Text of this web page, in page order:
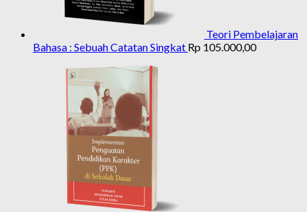
Teori Pembelajaran
Bahasa : Sebuah Catatan Singkat Rp 105.000,00